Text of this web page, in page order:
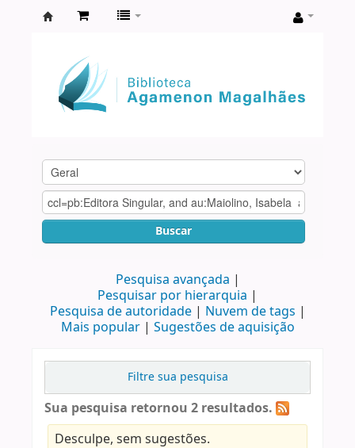
Agamenon
Magalhães
Buscar
Pesquisa avançada
Pesquisar por hierarquia
Pesquisa de autoridade
Nuvem de tags
Mais popular
Sugestões de aquisição
Filtre sua pesquisa
Sua pesquisa retornou 2 resultados.
Desculpe, sem sugestões.